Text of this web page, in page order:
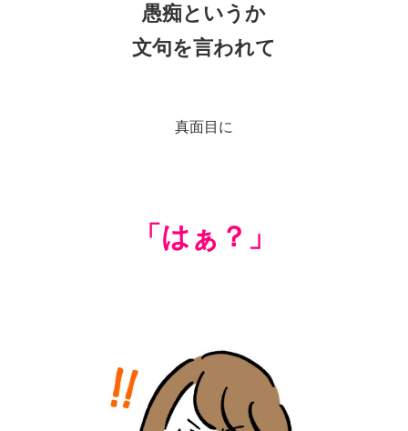
愚痴というか
文句を言われて
真面目に
「はぁ？」